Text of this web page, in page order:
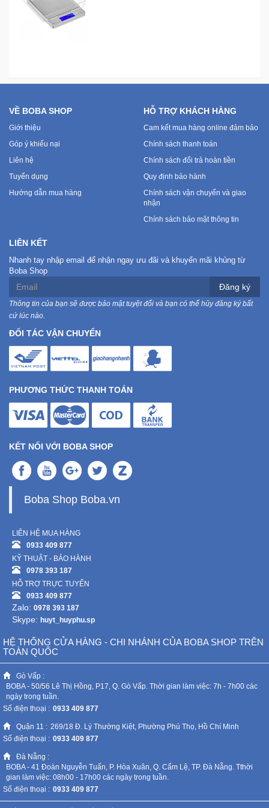
VỀ BOBA SHOP
Giới thiệu
Góp ý khiếu nại
Liên hệ
Tuyển dụng
Hướng dẫn mua hàng
HỖ TRỢ KHÁCH HÀNG
Cam kết mua hàng online đảm bảo
Chính sách thanh toán
Chính sách đổi trả hoàn tiền
Quy định bảo hành
Chính sách vận chuyển và giao
nhận
Chính sách bảo mật thông tin
LIÊN KẾT
Nhanh tay nhập email để nhận ngay ưu đãi và khuyến mãi khủng từ
Boba Shop
Đăng ký
Thông tin của bạn sẽ được bảo mật tuyệt đối và bạn có thể hủy đăng ký bất
cứ lúc nào.
ĐỐI TÁC VẬN CHUYỂN
PHƯƠNG THỨC THANH TOÁN
KẾT NỐI VỚI BOBA SHOP
Boba Shop Boba.vn
LIÊN HỆ MUA HÀNG
0933 409 877
KỸ THUẬT - BẢO HÀNH
0978 393 187
HỖ TRỢ TRỰC TUYẾN
0933 409 877
Zalo: 0978 393 187
Skype: huyt_huyphu.sp
HỆ THỐNG CỬA HÀNG - CHI NHÁNH CỦA BOBA SHOP TRÊN
TOÀN QUỐC
Gò Vấp :
BOBA - 50/56 Lê Thị Hồng, P17, Q. Gò Vấp. Thời gian làm việc: 7h - 7h00 các
ngày trong tuần.
Số điện thoại : 0933 409 877
Quận 11 : 269/18 Đ. Lý Thường Kiệt, Phường Phú Thọ, Hồ Chí Minh
Số điện thoại : 0933 409 877
Đà Nẵng :
BOBA - 41 Đoàn Nguyễn Tuấn, P. Hòa Xuân, Q. Cẩm Lệ, TP. Đà Nẵng. Tthời
gian làm việc: 08h00 - 17h00 các ngày trong tuần.
Số điện thoại : 0933 409 877